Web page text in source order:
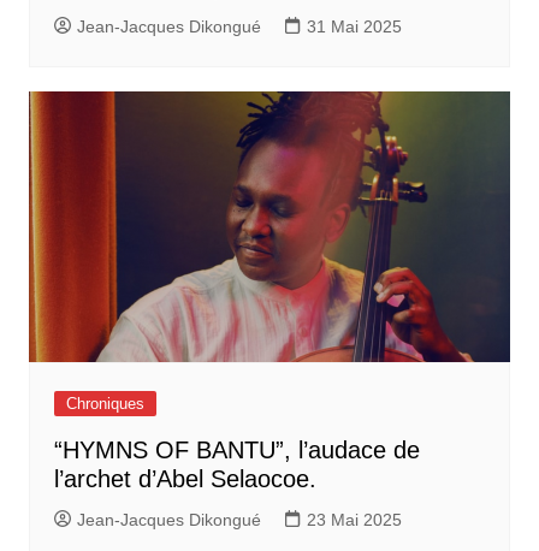
Jean-Jacques Dikongué 31 Mai 2025
Chroniques
“HYMNS OF BANTU”, l’audace de
l’archet d’Abel Selaocoe.
Jean-Jacques Dikongué 23 Mai 2025